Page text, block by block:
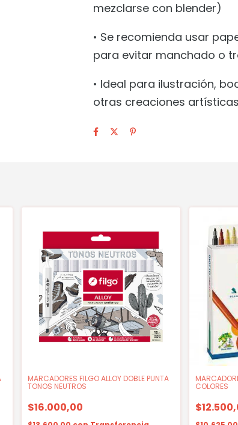
mezclarse con blender)
• Se recomienda usar
para evitar manchado o
• Ideal para ilustración,
otras creaciones artísticas
MARCADORES FILGO ALLOY DOBLE PUNTA
TONOS NEUTROS
$16.000,00
COLORES